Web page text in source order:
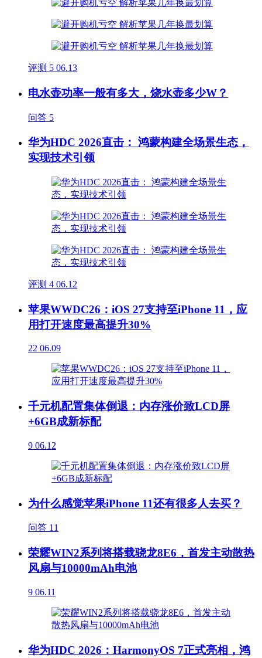
评测 5 06.13
电水壶功率一般有多大，烧水壶多少W？
问答 5
华为HDC 2026直击： 鸿蒙构建全场景生态，
实现技术引领
评测 4 06.12
苹果WWDC26：iOS 27支持至iPhone 11，应
用打开速度最高提升30%
22 06.09
千元机配置集体倒退：内存涨价致LCD屏
+6GB成新标配
9 06.12
为什么感觉苹果iPhone 11还有很多人去买？
问答 11
荣耀WIN2系列将搭载骁龙8E6，首发主动散热
风扇与10000mAh电池
9 06.11
华为HDC 2026：HarmonyOS 7正式亮相，鸿